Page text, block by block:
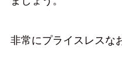
非常にプライスレスな